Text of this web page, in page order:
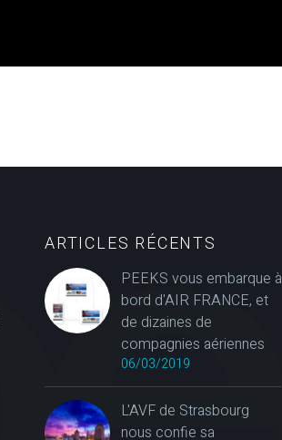
ARTICLES RÉCENTS
PEEKS vous embarque à
bord d'AIR FRANCE, et
de dizaines de
compagnies aériennes
06/03/2019
L'AVF de Strasbourg
nous confie sa